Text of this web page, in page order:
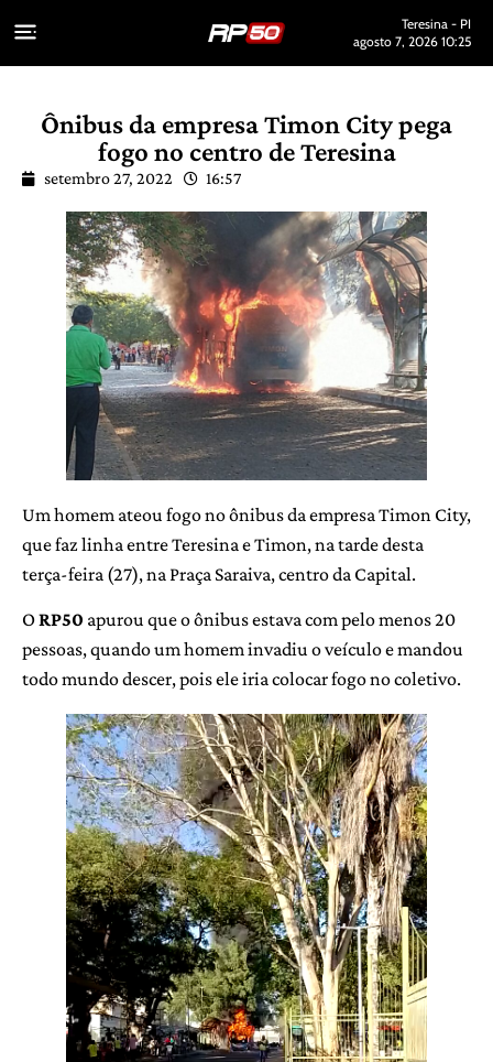
Teresina - PI
agosto 7, 2026 10:25
Ônibus da empresa Timon City pega
fogo no centro de Teresina
setembro 27, 2022 16:57
Um homem ateou fogo no ônibus da empresa Timon City,
que faz linha entre Teresina e Timon, na tarde desta
terça-feira (27), na Praça Saraiva, centro da Capital.
ORP50 apurou que o ônibus estava com pelo menos 20
pessoas, quando um homem invadiu o veículo e mandou
todo mundo descer, pois ele iria colocar fogo no coletivo.